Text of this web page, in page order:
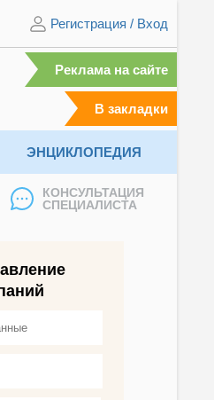
Регистрация / Вход
Реклама на сайте
В закладки
ЭНЦИКЛОПЕДИЯ
КОНСУЛЬТАЦИЯ
СПЕЦИАЛИСТА